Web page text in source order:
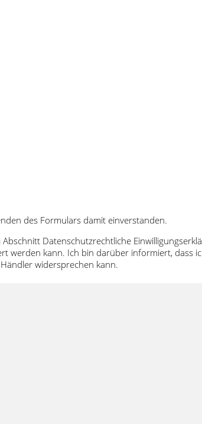
des Formulars damit einverstanden.
Datenschutzrechtliche
werden kann. Ich bin darüber informiert, dass
widersprechen kann.